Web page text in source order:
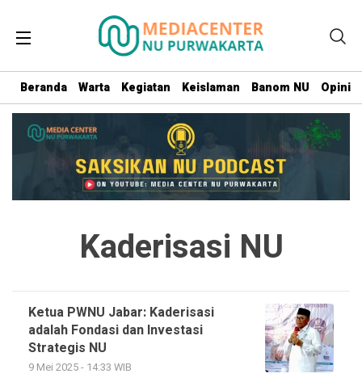
Beranda Warta Kegiatan Keislaman Banom NU Opini
Kaderisasi NU
Ketua PWNU Jabar: Kaderisasi
adalah Fondasi dan Investasi
Strategis NU
9 Mei 2025 - 14:33 WIB